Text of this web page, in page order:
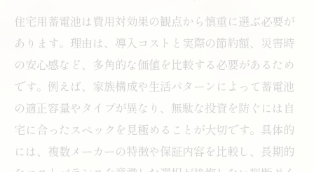
住宅用蓄電池は費用対効果の観点から慎重に選ぶ必要が
あります。理由は、導入コストと実際の節約額、災害時
の安心感など、多角的な価値を比較する必要があるため
です。例えば、家族構成や生活パターンによって蓄電池
の適正容量やタイプが異なり、無駄な投資を防ぐには自
宅に合ったスペックを見極めることが大切です。具体的
には、複数メーカーの特徴や保証内容を比較し、長期的